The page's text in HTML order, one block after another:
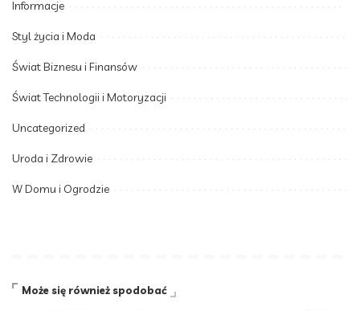
Informacje
Styl życia i Moda
Świat Biznesu i Finansów
Świat Technologii i Motoryzacji
Uncategorized
Uroda i Zdrowie
W Domu i Ogrodzie
Może się również spodobać